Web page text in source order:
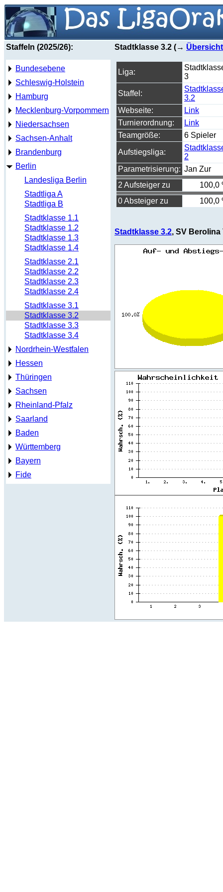
Staffeln (2025/26):
Bundesebene
Schleswig-Holstein
Hamburg
Mecklenburg-Vorpommern
Niedersachsen
Sachsen-Anhalt
Brandenburg
Berlin
Landesliga Berlin
Stadtliga A
Stadtliga B
Stadtklasse 1.1
Stadtklasse 1.2
Stadtklasse 1.3
Stadtklasse 1.4
Stadtklasse 2.1
Stadtklasse 2.2
Stadtklasse 2.3
Stadtklasse 2.4
Stadtklasse 3.1
Stadtklasse 3.2
Stadtklasse 3.3
Stadtklasse 3.4
Nordrhein-Westfalen
Hessen
Thüringen
Sachsen
Rheinland-Pfalz
Saarland
Baden
Württemberg
Bayern
Fide
Stadtklasse 3.2 (→ Übersicht
Liga:
3
Staffel:
3.2
Webseite:
Link
Turnierordnung:
Link
Teamgröße:
6 Spieler
Aufstiegsliga:
2
Parametrisierung: Jan Zur
2 Aufsteiger zu
100,0
0 Absteiger zu
100,0
Stadtklasse 3.2, SV Berolina